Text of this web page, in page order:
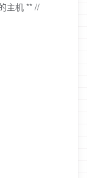
主机 ** //